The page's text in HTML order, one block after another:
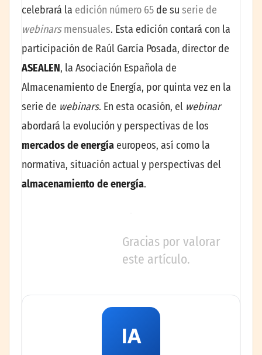
celebrará la edición número 65 de su serie de
webinarsmensuales. Esta edición contará con la
participación de Raúl García Posada, director de
ASEALEN, la Asociación Española de
Almacenamiento de Energía, por quinta vez en la
serie de webinars. En esta ocasión, el webinar
abordará la evolución y perspectivas de los
mercados de energía europeos, así como la
normativa, situación actual y perspectivas del
almacenamiento de energía.
Gracias por valorar
este artículo.
IA